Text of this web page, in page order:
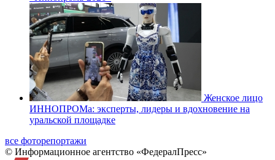
Женское лицо
ИННОПРОМа: эксперты, лидеры и вдохновение на
уральской площадке
все фоторепортажи
© Информационное агентство «ФедералПресс»